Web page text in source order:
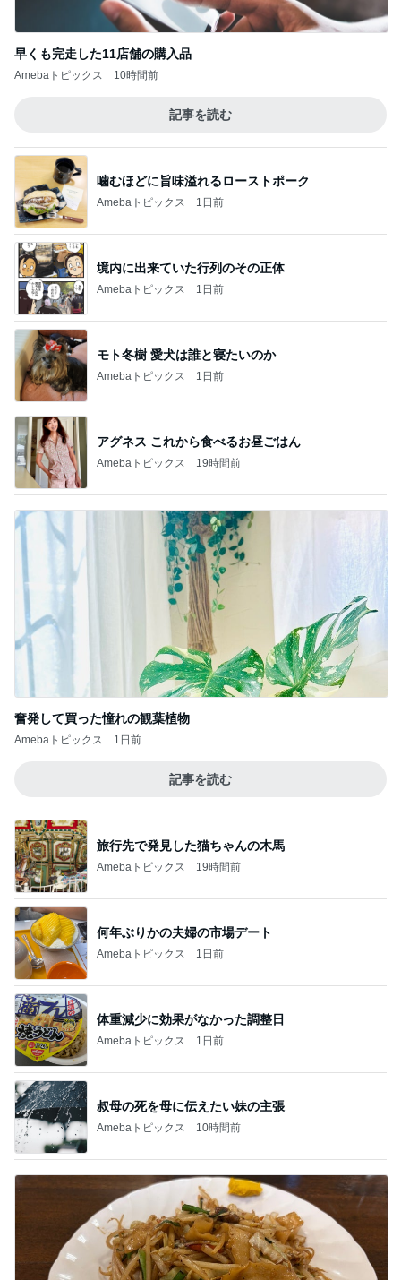
早くも完走した11店舗の購入品
Amebaトピックス 10時間前
記事を読む
噛むほどに旨味溢れるローストポーク
Amebaトピックス 1日前
境内に出来ていた行列のその正体
Amebaトピックス 1日前
モト冬樹 愛犬は誰と寝たいのか
Amebaトピックス 1日前
アグネス これから食べるお昼ごはん
Amebaトピックス 19時間前
奮発して買った憧れの観葉植物
Amebaトピックス 1日前
記事を読む
旅行先で発見した猫ちゃんの木馬
Amebaトピックス 19時間前
何年ぶりかの夫婦の市場デート
Amebaトピックス 1日前
体重減少に効果がなかった調整日
Amebaトピックス 1日前
叔母の死を母に伝えたい妹の主張
Amebaトピックス 10時間前